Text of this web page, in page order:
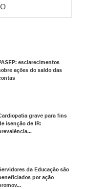
esclarecimentos
ações do saldo das
grave para fins
isenção de IR:
da Educação são
por ação